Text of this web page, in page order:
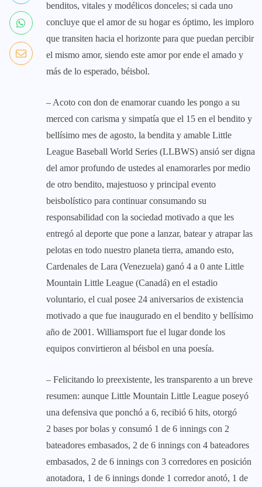
benditos, vitales y modélicos donceles; si cada uno
concluye que el amor de su hogar es óptimo, les imploro
que transiten hacia el horizonte para que puedan percibir
el mismo amor, siendo este amor por ende el amado y
más de lo esperado, béisbol.
– Acoto con don de enamorar cuando les pongo a su
merced con carisma y simpatía que el 15 en el bendito y
bellísimo mes de agosto, la bendita y amable Little
League Baseball World Series (LLBWS) ansió ser digna
del amor profundo de ustedes al enamorarles por medio
de otro bendito, majestuoso y principal evento
beisbolístico para continuar consumando su
responsabilidad con la sociedad motivado a que les
entregó al deporte que pone a lanzar, batear y atrapar las
pelotas en todo nuestro planeta tierra, amando esto,
Cardenales de Lara (Venezuela) ganó 4 a 0 ante Little
Mountain Little League (Canadá) en el estadio
voluntario, el cual posee 24 aniversarios de existencia
motivado a que fue inaugurado en el bendito y bellísimo
año de 2001. Williamsport fue el lugar donde los
equipos convirtieron al béisbol en una poesía.
– Felicitando lo preexistente, les transparento a un breve
resumen: aunque Little Mountain Little League poseyó
una defensiva que ponchó a 6, recibió 6 hits, otorgó
2 bases por bolas y consumó 1 de 6 innings con 2
bateadores embasados, 2 de 6 innings con 4 bateadores
embasados, 2 de 6 innings con 3 corredores en posición
anotadora, 1 de 6 innings donde 1 corredor anotó, 1 de